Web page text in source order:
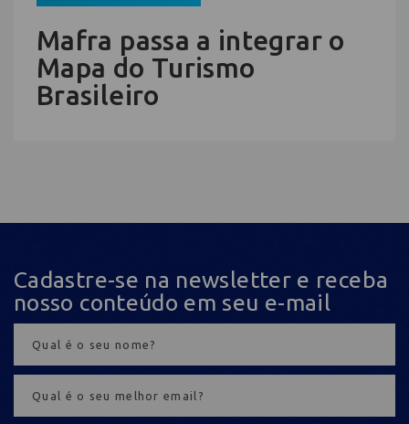
Mafra passa a integrar o
Mapa do Turismo
Brasileiro
Cadastre-se na newsletter e receba
nosso conteúdo em seu e-mail